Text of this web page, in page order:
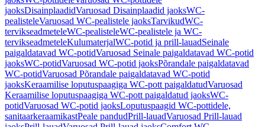
jaoksDisainplaadidVaruosad Disainplaadid jaoksWC-
pealisteleVaruosad WC-pealistele jaoksTarvikudWC-
tervikseadmeteleWC-pealisteleWC-pealistele ja WC-
tervikseadmeteleKulumaterjalWC-potid ja prill-lauadSeinale
paigaldatavad WC-potidVaruosad Seinale paigaldatavad WC-potid
jaoksWC-potidVaruosad WC-potid jaoksPõrandale paigaldatavad
WC-potidVaruosad Põrandale paigaldatavad WC-potid
jaoksKeraamilise loputuspaagiga WC-pott paigaldatudVaruosad
Keraamilise loputuspaagiga WC-pott paigaldatud jaoksWC-
potidVaruosad WC-potid jaoksLoputuspaagid WC-pottidele,
sanitaarkeraamikastPeale pandudPrill-lauadVaruosad Prill-lauad